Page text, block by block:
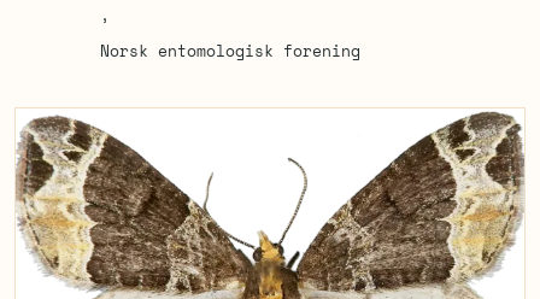
Norsk entomologisk forening